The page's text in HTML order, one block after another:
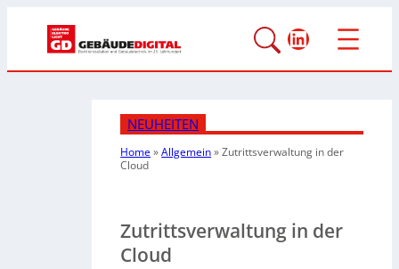
LinkedIn
NEUHEITEN
Home»Allgemein»Zutrittsverwaltung in der
Cloud
Zutrittsverwaltung in der
Cloud